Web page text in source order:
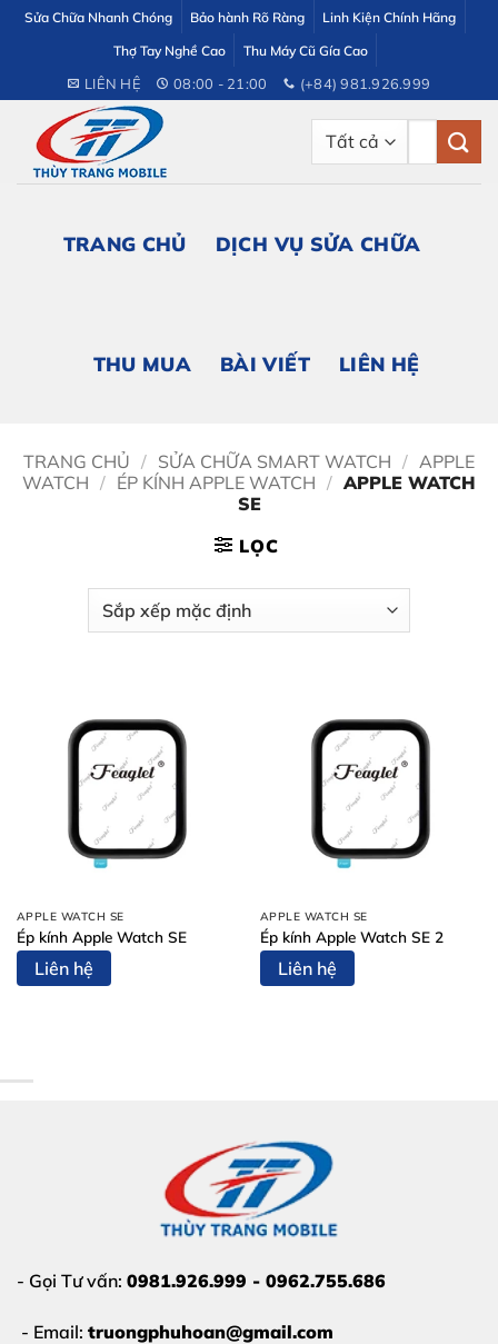
dung
Sửa Chữa Nhanh Chóng Bảo hành Rõ Ràng
Linh Kiện Chính Hãng
Thợ Tay Nghề Cao
Thu Máy Cũ Gía Cao
LIÊN HỆ 08:00 - 21:00 (+84) 981.926.999
TRANG CHỦ DỊCH VỤ SỬA CHỮA
THU MUA BÀI VIẾT LIÊN HỆ
TRANG CHỦ / SỬA CHỮA SMART WATCH / APPLE
WATCH / ÉP KÍNH APPLE WATCH / APPLE WATCH
SE
LỌC
APPLE WATCH SE
Ép kính Apple Watch SE
Liên hệ
APPLE WATCH SE
Ép kính Apple Watch SE 2
Liên hệ
- Gọi Tư vấn: 0981.926.999 - 0962.755.686
- Email: truongphuhoan@gmail.com